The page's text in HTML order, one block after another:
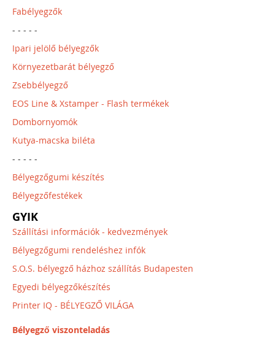
Fabélyegzők
- - - - -
Ipari jelölő bélyegzők
Környezetbarát bélyegző
Zsebbélyegző
EOS Line & Xstamper - Flash termékek
Dombornyomók
Kutya-macska biléta
- - - - -
Bélyegzőgumi készítés
Bélyegzőfestékek
GYIK
Szállítási információk - kedvezmények
Bélyegzőgumi rendeléshez infók
S.O.S. bélyegző házhoz szállítás Budapesten
Egyedi bélyegzőkészítés
Printer IQ - BÉLYEGZŐ VILÁGA
Bélyegző viszonteladás